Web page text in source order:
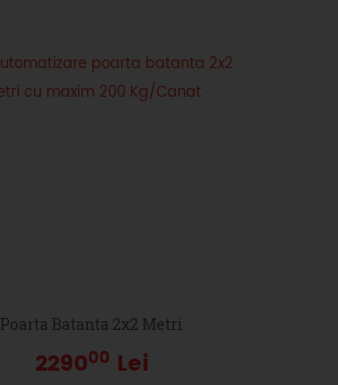
Poarta Batanta 2x2 Metri
229000 Lei